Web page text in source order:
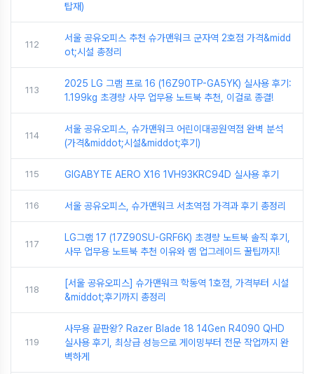
탑재)
112
서울 공유오피스 추천 슈가맨워크 군자역 2호점 가격&midd
ot;시설 총정리
113
2025 LG 그램 프로 16 (16Z90TP-GA5YK) 실사용 후기:
1.199kg 초경량 사무 업무용 노트북 추천, 이걸로 종결!
114
서울 공유오피스, 슈가맨워크 어린이대공원역점 완벽 분석
(가격&middot;시설&middot;후기)
115 GIGABYTE AERO X16 1VH93KRC94D 실사용 후기
116 서울 공유오피스, 슈가맨워크 서초역점 가격과 후기 총정리
117
LG그램 17 (17Z90SU-GRF6K) 초경량 노트북 솔직 후기,
사무 업무용 노트북 추천 이유와 램 업그레이드 꿀팁까지!
118
[서울 공유오피스] 슈가맨워크 학동역 1호점, 가격부터 시설
&middot;후기까지 총정리
119
사무용 끝판왕? Razer Blade 18 14Gen R4090 QHD
실사용 후기, 최상급 성능으로 게이밍부터 전문 작업까지 완
벽하게